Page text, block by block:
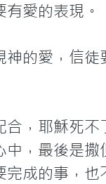
愛的表現。
的愛，信徒
，耶穌死
，最後是
成的事，